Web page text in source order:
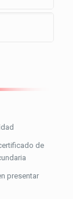
de
presentar